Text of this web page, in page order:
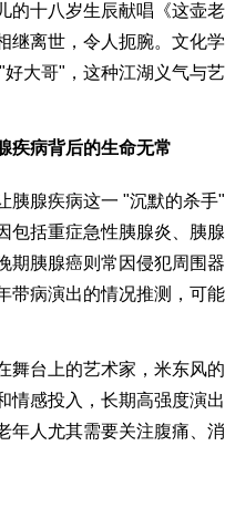
的十八岁生辰献唱《这壶
继离世，令人扼腕。文化
大哥"，这种江湖义气与
疾病背后的生命无常
胰腺疾病这一 "沉默的杀
包括重症急性胰腺炎、胰
期胰腺癌则常因侵犯周围
带病演出的情况推测，可
舞台上的艺术家，米东风
情感投入，长期高强度演
年人尤其需要关注腹痛、